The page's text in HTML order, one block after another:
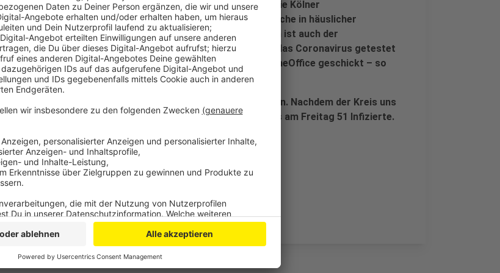
Der Euskirchener Bürgermeister ist nicht der einzige: Auch die Kölner
Oberbürgermeisterin Henriette Reker ist seit Anfang der Woche in häuslicher
Quarantäne. Sie hatte Kontakt mit einem Infizierten. In Düren ist auch der
Bürgermeister Paul Larue zu Hause, nachdem er positiv auf das Coronavirus getestet
wurde. Die meisten Rathäuser haben ihre Mitarbeiter ins HomeOffice geschickt – so
auch das Euskirchener Rathaus.
Die Zahl der Corona-Fälle im Kreis Euskirchen steigt weiter an. Nachdem der Kreis uns
Donnerstagabend 37 bestätigte Fälle gemeldet hatte, sind es am Freitag 51 Infizierte.
Veröffentlicht:Freitag, 20.03.2020 14:11
Anzeige